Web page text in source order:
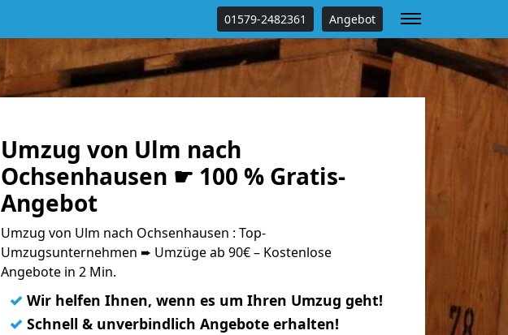
01579-2482361 Angebot
Umzug von Ulm nach
Ochsenhausen ☛ 100 % Gratis-
Angebot
Umzug von Ulm nach Ochsenhausen : Top-
Umzugsunternehmen ➨ Umzüge ab 90€ – Kostenlose
Angebote in 2 Min.
✓ Wir helfen Ihnen, wenn es um Ihren Umzug geht!
✓ Schnell & unverbindlich Angebote erhalten!